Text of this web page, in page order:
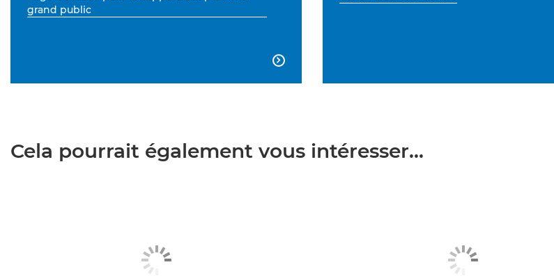
grand public

Cela pourrait également vous intéresser...